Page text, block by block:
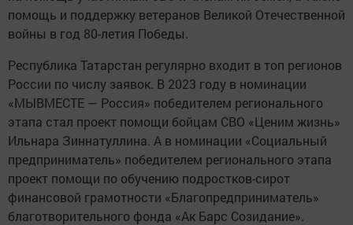
помощь и поддержку ветеранов Великой Отечественной
войны в год 80-летия Победы.
Республика Татарстан регулярно входит в топ регионов
России по числу заявок. В 2023 году в номинации
«МЫВМЕСТЕ — Россия» победителем регионального
этапа стал проект помощи бойцам СВО «Ценим жизнь»
Ильнара Зиннатуллина. А в номинации «Социальный
предприниматель» победителем регионального этапа
проект помощи по обучению подростков-сирот
финансовой грамотности «Благопредприниматель»
благотворительного фонда «Ак Барс Созидание».